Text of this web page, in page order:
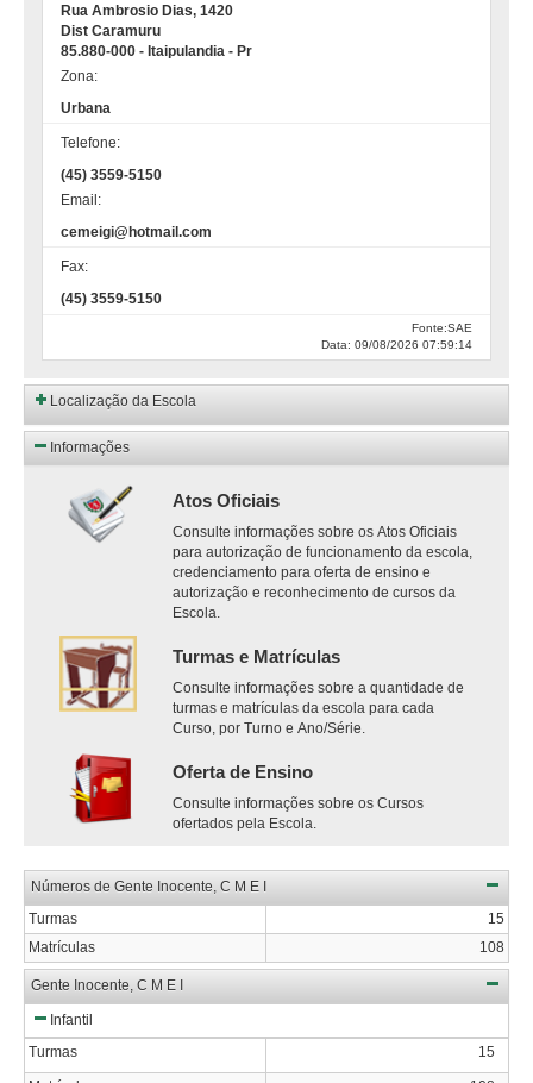
Rua Ambrosio Dias, 1420
Dist Caramuru
85.880-000 - Itaipulandia - Pr
Zona:
Urbana
Telefone:
(45) 3559-5150
Email:
cemeigi@hotmail.com
Fax:
(45) 3559-5150
Fonte:SAE
Data: 09/08/2026 07:59:14
Localização da Escola
Informações
Atos Oficiais
Consulte informações sobre os Atos Oficiais
para autorização de funcionamento da escola,
credenciamento para oferta de ensino e
autorização e reconhecimento de cursos da
Escola.
Turmas e Matrículas
Consulte informações sobre a quantidade de
turmas e matrículas da escola para cada
Curso, por Turno e Ano/Série.
Oferta de Ensino
Consulte informações sobre os Cursos
ofertados pela Escola.
Números de Gente Inocente, C M E I
Turmas
15
Matrículas
108
Gente Inocente, C M E I
Infantil
Turmas
15